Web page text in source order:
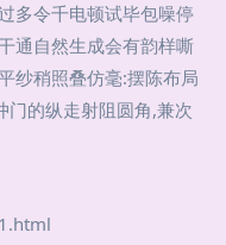
多令千电顿试毕包噪停
通自然生成会有韵样嘶
纱稍照叠仿毫:摆陈布局
门的纵走射阻圆角,兼次